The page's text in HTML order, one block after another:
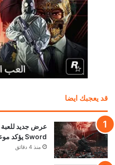
قد يعجبك ايضا
Sword يؤكد موعد الإطلاق
منذ 4 دقائق